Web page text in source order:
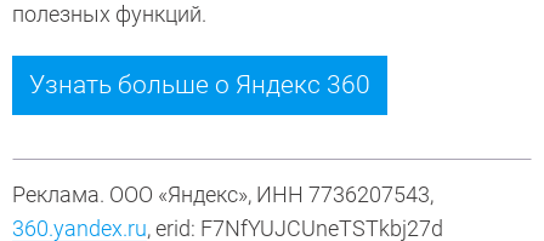
полезных функций.
Узнать больше о Яндекс 360
Реклама. ООО «Яндекс», ИНН 7736207543,
360.yandex.ru, erid: F7NfYUJCUneTSTkbj27d